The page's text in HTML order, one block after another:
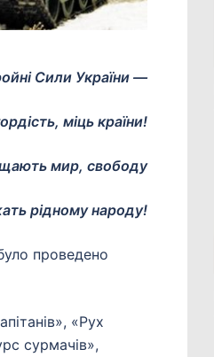
Сили України —
міць країни!
мир, свободу
рідному народу!
проведено
«Рух
сурмачів»,